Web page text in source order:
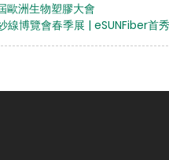
歐洲生物塑膠大會
線博覽會春季展 | eSUNFiber首